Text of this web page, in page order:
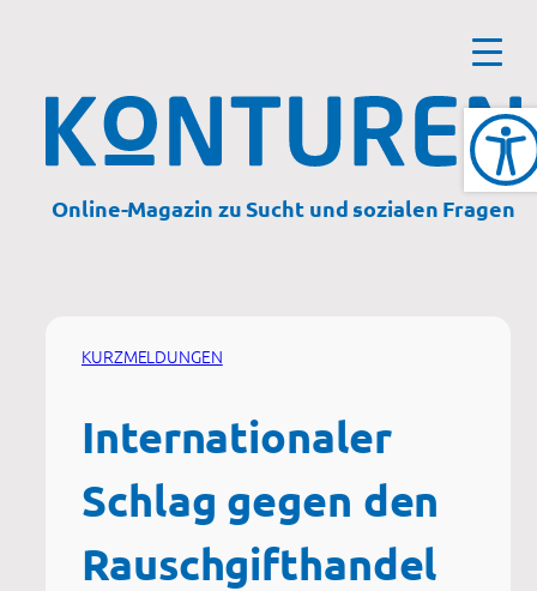
Online-Magazin zu Sucht und sozialen Fragen
KURZMELDUNGEN
Internationaler
Schlag gegen den
Rauschgifthandel